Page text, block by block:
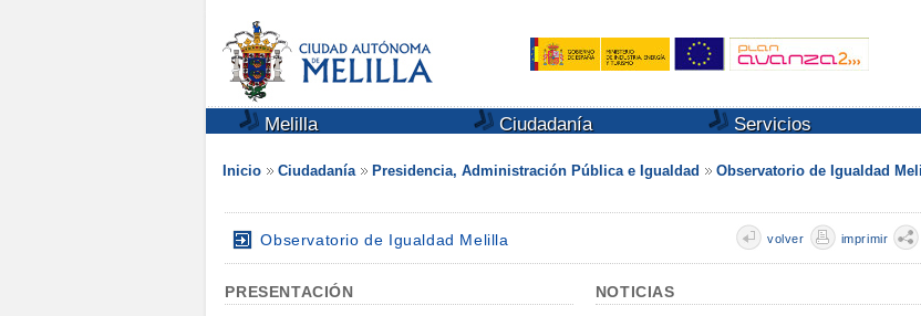
Melilla Ciudadanía Servicios
Inicio Ciudadanía Presidencia, Administración Pública e Igualdad Observatorio de Igualdad
Observatorio de Igualdad Melilla volver imprimir
PRESENTACIÓN NOTICIAS